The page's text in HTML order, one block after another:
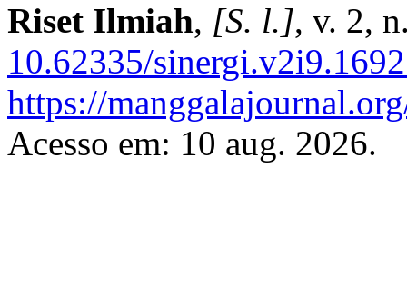
Riset Ilmiah, [S. l.], v. 2,
10.62335/
https://
Acesso em: 10 aug. 2026.